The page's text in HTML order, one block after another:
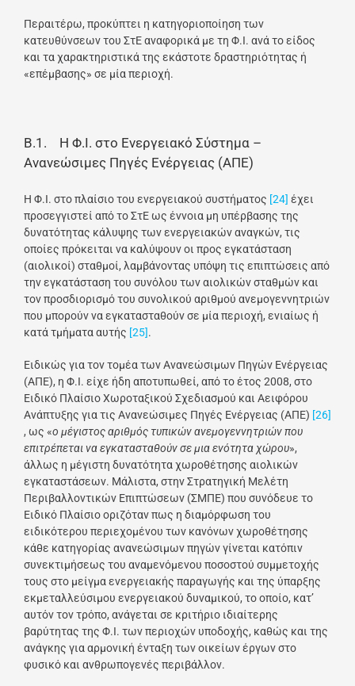
Περαιτέρω, προκύπτει η κατηγοριοποίηση των
κατευθύνσεων του ΣτΕ αναφορικά με τη Φ.Ι. ανά το είδος
και τα χαρακτηριστικά της εκάστοτε δραστηριότητας ή
«επέμβασης» σε μία περιοχή.
Β.1. Η Φ.Ι. στο Ενεργειακό Σύστημα –
Ανανεώσιμες Πηγές Ενέργειας (ΑΠΕ)
Η Φ.Ι. στο πλαίσιο του ενεργειακού συστήματος [24] έχει
προσεγγιστεί από το ΣτΕ ως έννοια μη υπέρβασης της
δυνατότητας κάλυψης των ενεργειακών αναγκών, τις
οποίες πρόκειται να καλύψουν οι προς εγκατάσταση
(αιολικοί) σταθμοί, λαμβάνοντας υπόψη τις επιπτώσεις από
την εγκατάσταση του συνόλου των αιολικών σταθμών και
τον προσδιορισμό του συνολικού αριθμού ανεμογεννητριών
που μπορούν να εγκατασταθούν σε μία περιοχή, ενιαίως ή
κατά τμήματα αυτής [25].
Ειδικώς για τον τομέα των Ανανεώσιμων Πηγών Ενέργειας
(ΑΠΕ), η Φ.Ι. είχε ήδη αποτυπωθεί, από το έτος 2008, στο
Ειδικό Πλαίσιο Χωροταξικού Σχεδιασμού και Αειφόρου
Ανάπτυξης για τις Ανανεώσιμες Πηγές Ενέργειας (ΑΠΕ) [26]
, ως «ο μέγιστος αριθμός τυπικών ανεμογεννητριών που
επιτρέπεται να εγκατασταθούν σε μια ενότητα χώρου»,
άλλως η μέγιστη δυνατότητα χωροθέτησης αιολικών
εγκαταστάσεων. Μάλιστα, στην Στρατηγική Μελέτη
Περιβαλλοντικών Επιπτώσεων (ΣΜΠΕ) που συνόδευε το
Ειδικό Πλαίσιο οριζόταν πως η διαμόρφωση του
ειδικότερου περιεχομένου των κανόνων χωροθέτησης
κάθε κατηγορίας ανανεώσιμων πηγών γίνεται κατόπιν
συνεκτιμήσεως του αναμενόμενου ποσοστού συμμετοχής
τους στο μείγμα ενεργειακής παραγωγής και της ύπαρξης
εκμεταλλεύσιμου ενεργειακού δυναμικού, το οποίο, κατ’
αυτόν τον τρόπο, ανάγεται σε κριτήριο ιδιαίτερης
βαρύτητας της Φ.Ι. των περιοχών υποδοχής, καθώς και της
ανάγκης για αρμονική ένταξη των οικείων έργων στο
φυσικό και ανθρωπογενές περιβάλλον.